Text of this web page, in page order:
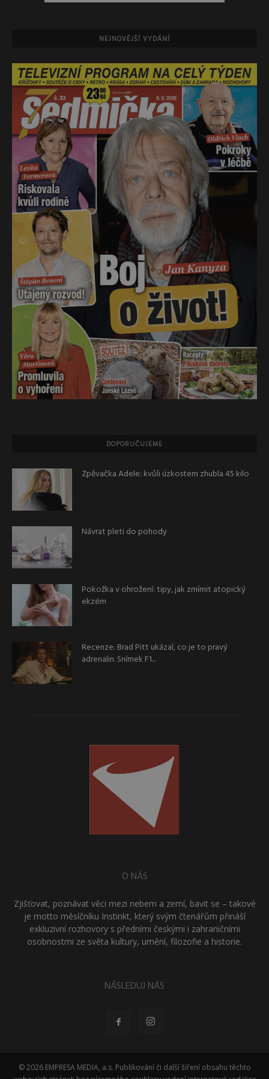
NEJNOVĚJŠÍ VYDÁNÍ
DOPORUČUJEME
Zpěvačka Adele: kvůli úzkostem zhubla 45 kilo
Návrat pleti do pohody
Pokožka v ohrožení: tipy, jak zmírnit atopický
ekzém
Recenze: Brad Pitt ukázal, co je to pravý
adrenalin. Snímek F1...
O NÁS
Zjišťovat, poznávat věci mezi nebem a zemí, bavit se – takové
je motto měsíčníku Instinkt, který svým čtenářům přináší
exkluzivní rozhovory s předními českými i zahraničními
osobnostmi ze světa kultury, umění, filozofie a historie.
NÁSLEDUJ NÁS
© 2026 EMPRESA MEDIA, a.s. Publikování či další šíření obsahu těchto